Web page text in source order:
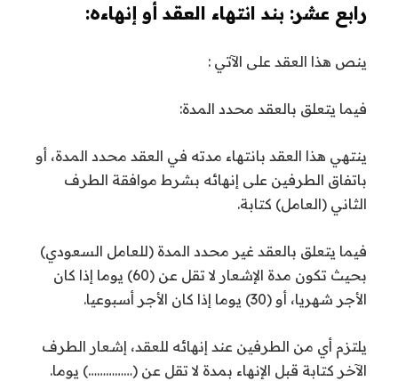
رابع عشر: بند انتهاء العقد أو إنهاءه:
ينص هذا العقد على الآتي :
فيما يتعلق بالعقد محدد المدة:
ينتهي هذا العقد بانتهاء مدته في العقد محدد المدة، أو
باتفاق الطرفين على إنهائه بشرط موافقة الطرف
الثاني (العامل) كتابة.
فيما يتعلق بالعقد غير محدد المدة (للعامل السعودي)
بحيث تكون مدة الإشعار لا تقل عن (60) يوما إذا كان
الأجر شهريا، أو (30) يوما إذا كان الأجر أسبوعيا.
يلتزم أي من الطرفين عند إنهائه للعقد، إشعار الطرف
الآخر كتابة قبل الإنهاء بمدة لا تقل عن (……………) يوما.